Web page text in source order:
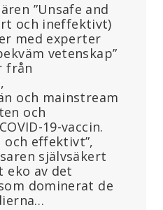
”Unsafe and
och ineffektivt)
med experter
vetenskap”
från
och mainstream
och
19-vaccin.
och effektivt”,
självsäkert
eko av det
dominerat de